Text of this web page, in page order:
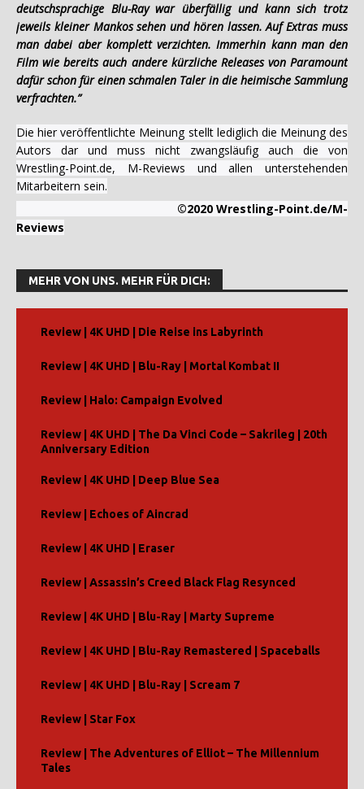
deutschsprachige Blu-Ray war überfällig und kann sich trotz
jeweils kleiner Mankos sehen und hören lassen. Auf Extras muss
man dabei aber komplett verzichten. Immerhin kann man den
Film wie bereits auch andere kürzliche Releases von Paramount
dafür schon für einen schmalen Taler in die heimische Sammlung
verfrachten.”
Die hier veröffentlichte Meinung stellt lediglich die Meinung des
Autors dar und muss nicht zwangsläufig auch die von
Wrestling-Point.de, M-Reviews und allen unterstehenden
Mitarbeitern sein.
©2020 Wrestling-Point.de/M-
Reviews
MEHR VON UNS. MEHR FÜR DICH:
Review | 4K UHD | Die Reise ins Labyrinth
Review | 4K UHD | Blu-Ray | Mortal Kombat II
Review | Halo: Campaign Evolved
Review | 4K UHD | The Da Vinci Code – Sakrileg | 20th
Anniversary Edition
Review | 4K UHD | Deep Blue Sea
Review | Echoes of Aincrad
Review | 4K UHD | Eraser
Review | Assassin’s Creed Black Flag Resynced
Review | 4K UHD | Blu-Ray | Marty Supreme
Review | 4K UHD | Blu-Ray Remastered | Spaceballs
Review | 4K UHD | Blu-Ray | Scream 7
Review | Star Fox
Review | The Adventures of Elliot – The Millennium
Tales